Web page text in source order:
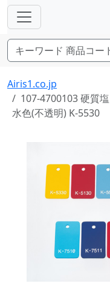
Airis1.co.jp
107-4700103 硬質
水色(不透明) K-5530